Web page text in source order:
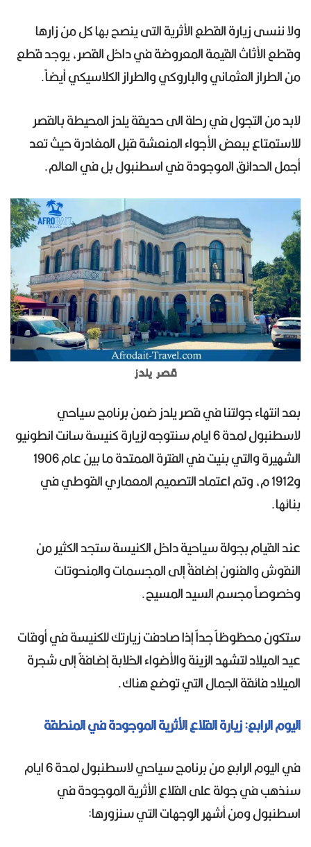
ولا ننسى زيارة القطع الأثرية التى ينصح بها كل من زارها
وقطع الأثاث القيمة المعروضة في داخل القصر، يوجد قطع
من الطراز العثماني والباروكي والطراز الكلاسيكي أيضاً.
لابد من التجول في رحلة الى حديقة يلدز المحيطة بالقصر
للاستمتاع ببعض الأجواء المنعشة قبل المغادرة حيث تعد
أجمل الحدائق الموجودة في اسطنبول بل في العالم.
قصر يلدز
بعد انتهاء جولتنا في قصر يلدز ضمن برنامج سياحي
لاسطنبول لمدة 6 ايام سنتوجه لزيارة كنيسة سانت انطونيو
الشهيرة والتي بنيت في الفترة الممتدة ما بين عام 1906
و1912 م، وتم اعتماد التصميم المعماري القوطي في
بنائها.
عند القيام بجولة سياحية داخل الكنيسة ستجد الكثير من
النقوش والفنون إضافةً إلى المجسمات والمنحوتات
وخصوصاً مجسم السيد المسيح.
ستكون محظوظاً جداً إذا صادفت زيارتك للكنيسة في أوقات
عيد الميلاد لتشهد الزينة والأضواء الخلابة إضافةً إلى شجرة
الميلاد فائقة الجمال التي توضع هناك.
اليوم الرابع: زيارة القلاع الأثرية الموجودة في المنطقة
في اليوم الرابع من برنامج سياحي لاسطنبول لمدة 6 ايام
سنذهب في جولة على القلاع الأثرية الموجودة في
اسطنبول ومن أشهر الوجهات التي سنزورها: